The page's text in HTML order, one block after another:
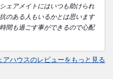
ェアメイトにはいつも助けられ
のある人もいるかとは思います
間も過ごす事ができるので心配
アハウスのレビューをもっと見る